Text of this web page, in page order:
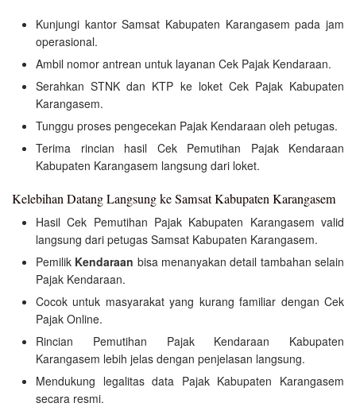
Kunjungi kantor Samsat Kabupaten Karangasem pada jam
operasional.
Ambil nomor antrean untuk layanan Cek Pajak Kendaraan.
Serahkan STNK dan KTP ke loket Cek Pajak Kabupaten
Karangasem.
Tunggu proses pengecekan Pajak Kendaraan oleh petugas.
Terima rincian hasil Cek Pemutihan Pajak Kendaraan
Kabupaten Karangasem langsung dari loket.
Kelebihan Datang Langsung ke Samsat Kabupaten Karangasem
Hasil Cek Pemutihan Pajak Kabupaten Karangasem valid
langsung dari petugas Samsat Kabupaten Karangasem.
Pemilik Kendaraan bisa menanyakan detail tambahan selain
Pajak Kendaraan.
Cocok untuk masyarakat yang kurang familiar dengan Cek
Pajak Online.
Rincian Pemutihan Pajak Kendaraan Kabupaten
Karangasem lebih jelas dengan penjelasan langsung.
Mendukung legalitas data Pajak Kabupaten Karangasem
secara resmi.